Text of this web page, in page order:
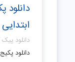
دانلود
ابتدایی
دانلود پیک
دانلود